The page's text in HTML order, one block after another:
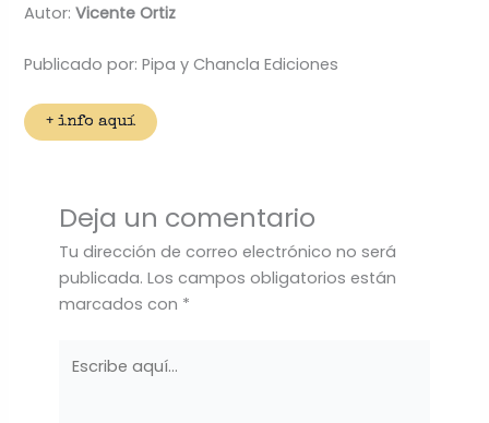
Autor:Vicente Ortiz
Publicado por: Pipa y Chancla Ediciones
+ info aquí
Deja un comentario
Tu dirección de correo electrónico no será
publicada. Los campos obligatorios están
marcados con *
aquí...